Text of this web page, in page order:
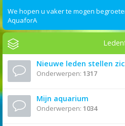
We hopen u vaker te mogen
AquaforA
Nieuwe leden stellen
Onderwerpen: 1317
Mijn aquarium
Onderwerpen: 1034